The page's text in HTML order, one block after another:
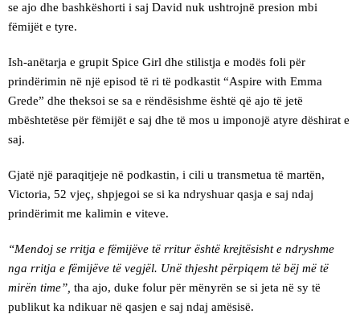
se ajo dhe bashkëshorti i saj David nuk ushtrojnë presion mbi
fëmijët e tyre.
Ish-anëtarja e grupit Spice Girl dhe stilistja e modës foli për
prindërimin në një episod të ri të podkastit “Aspire with Emma
Grede” dhe theksoi se sa e rëndësishme është që ajo të jetë
mbështetëse për fëmijët e saj dhe të mos u imponojë atyre dëshirat e
saj.
Gjatë një paraqitjeje në podkastin, i cili u transmetua të martën,
Victoria, 52 vjeç, shpjegoi se si ka ndryshuar qasja e saj ndaj
prindërimit me kalimin e viteve.
“Mendoj se rritja e fëmijëve të rritur është krejtësisht e ndryshme
nga rritja e fëmijëve të vegjël. Unë thjesht përpiqem të bëj më të
mirën time”, tha ajo, duke folur për mënyrën se si jeta në sy të
publikut ka ndikuar në qasjen e saj ndaj amësisë.